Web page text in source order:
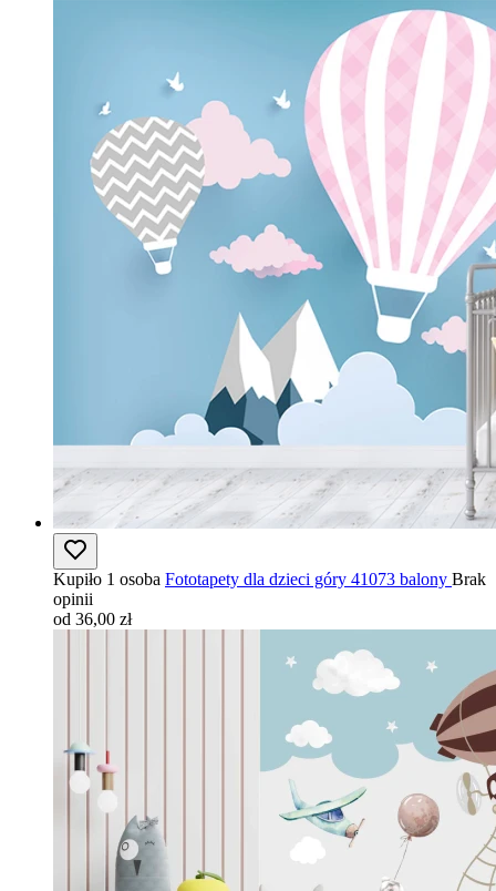
Kupiło 1 osoba Fototapety dla dzieci góry 41073 balony Brak
opinii
od 36,00 zł